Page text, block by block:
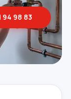
94 98 83